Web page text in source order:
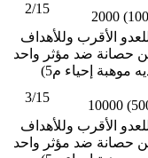
2/15
2000 (100
الأقرب وللأهداف
القريبين حصانة ضد مؤثر واحد
3/15
10000
الأقرب وللأهداف
القريبين حصانة ضد مؤثر واحد